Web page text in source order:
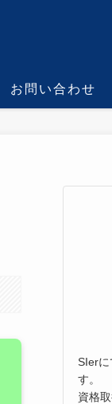
お問い合わせ
SIer
す。
資格